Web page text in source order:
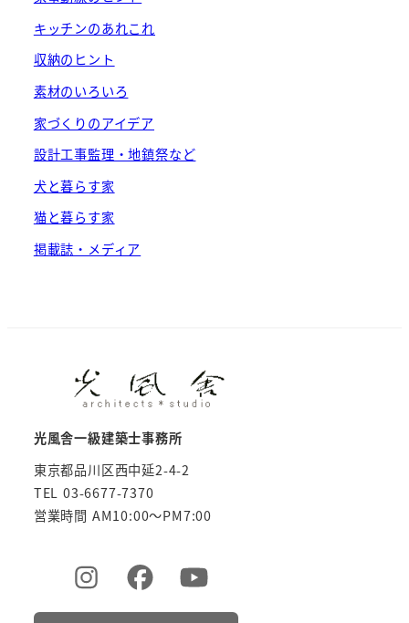
キッチンのあれこれ
収納のヒント
素材のいろいろ
家づくりのアイデア
設計工事監理・地鎮祭など
犬と暮らす家
猫と暮らす家
掲載誌・メディア
光風舎一級建築士事務所
東京都品川区西中延2-4-2
TEL 03-6677-7370
営業時間 AM10:00～PM7:00